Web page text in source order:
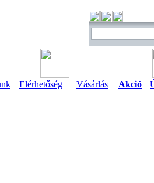
Elérhetőség Vásárlás Akció